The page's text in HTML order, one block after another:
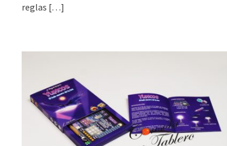
reglas […]